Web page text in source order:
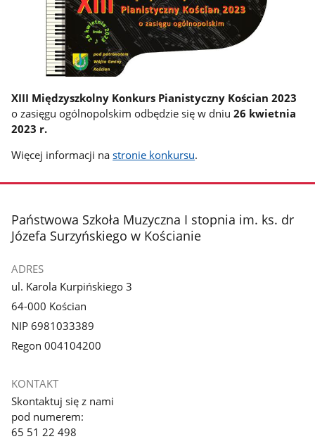
XIII Międzyszkolny Konkurs Pianistyczny Kościan 2023
o zasięgu ogólnopolskim odbędzie się w dniu26 kwietnia
2023 r.
Więcej informacji nastronie konkursu.
stopka
Państwowa Szkoła Muzyczna I stopnia im. ks. dr
Józefa Surzyńskiego w Kościanie
ADRES
ul. Karola Kurpińskiego 3
64-000 Kościan
NIP 6981033389
Regon 004104200
KONTAKT
Skontaktuj się z nami
pod numerem:
65 51 22 498